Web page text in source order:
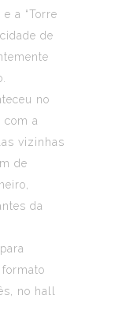
e a “Torre
de
no
a
vizinhas
de
da
no hall